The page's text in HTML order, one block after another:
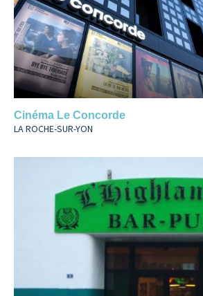
Cinéma Le Concorde
LA ROCHE-SUR-YON